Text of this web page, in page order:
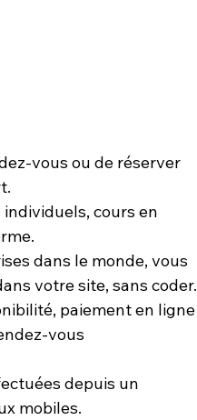
vous ou de réserver
cours en
dans le monde, vous
votre site, sans coder.
paiement en ligne
vous
depuis un
mobiles.